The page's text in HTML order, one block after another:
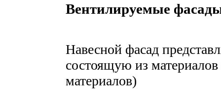
Вентилируемые
Навесной фасад
состоящую из
материалов)